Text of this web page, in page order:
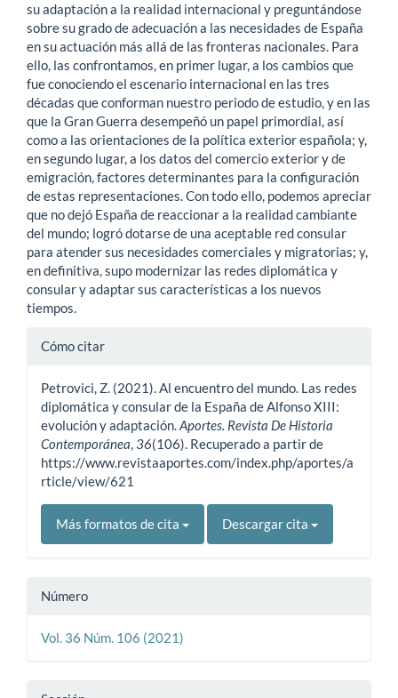
su adaptación a la realidad internacional y preguntándose
sobre su grado de adecuación a las necesidades de España
en su actuación más allá de las fronteras nacionales. Para
ello, las confrontamos, en primer lugar, a los cambios que
fue conociendo el escenario internacional en las tres
décadas que conforman nuestro periodo de estudio, y en las
que la Gran Guerra desempeñó un papel primordial, así
como a las orientaciones de la política exterior española; y,
en segundo lugar, a los datos del comercio exterior y de
emigración, factores determinantes para la configuración
de estas representaciones. Con todo ello, podemos apreciar
que no dejó España de reaccionar a la realidad cambiante
del mundo; logró dotarse de una aceptable red consular
para atender sus necesidades comerciales y migratorias; y,
en definitiva, supo modernizar las redes diplomática y
consular y adaptar sus características a los nuevos
tiempos.
Detalles
artículo
Cómo citar
Petrovici, Z. (2021). Al encuentro del mundo. Las redes
diplomática y consular de la España de Alfonso XIII:
evolución y adaptación. Aportes. Revista De Historia
Contemporánea 36(106). Recuperado a partir de
https://www.revistaaportes.com/index.php/aportes/a
rticle/view/621
Más formatos de cita Descargar cita
Número
Vol. 36 Núm. 106 (2021)